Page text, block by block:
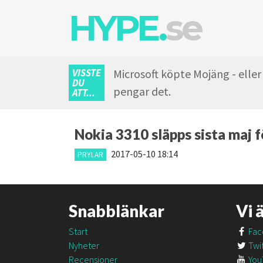
HYPE.se
VISSTE
DU
ATT...
Microsoft köpte Mojäng -
pengar det.
Nokia 3310 släpps sista maj
PRYLAR 2017-05-10 18:14
Snabblänkar
Start
Nyheter
Recensioner
Vi